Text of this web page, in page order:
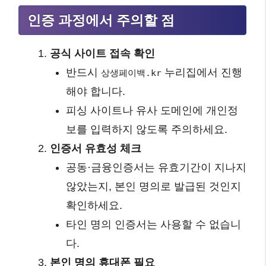
인증 과정에서 주의할 점
공식 사이트 접속 확인
반드시 상생페이백.kr 누리집에서 진행
해야 합니다.
피싱 사이트나 유사 도메인에 개인정
보를 입력하지 않도록 주의하세요.
인증서 유효성 체크
공동·금융인증서는 유효기간이 지나지
않았는지, 본인 명의로 발급된 것인지
확인하세요.
타인 명의 인증서는 사용할 수 없습니
다.
본인 명의 휴대폰 필요